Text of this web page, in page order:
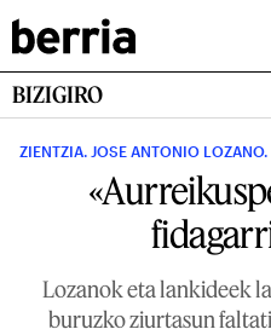
BIZIGIRO
ZIENTZIA. JOSE ANTONIO
Lozanok eta lankideek
buruzko ziurtasun